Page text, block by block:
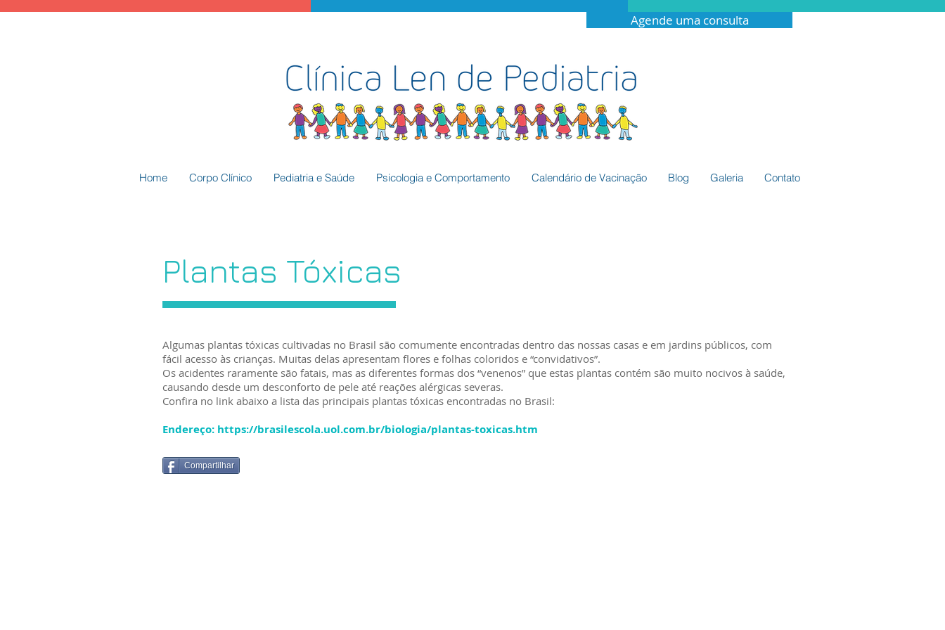
Agende uma consulta
Home Corpo Clínico Pediatria e Saúde Psicologia e Comportamento Calendário de Vacinação Blog Galeria Contato
Plantas Tóxicas
Algumas plantas tóxicas cultivadas no Brasil são comumente encontradas dentro das nossas casas e em jardins públicos, com
fácil acesso às crianças. Muitas delas apresentam flores e folhas coloridos e “convidativos”.
Os acidentes raramente são fatais, mas as diferentes formas dos “venenos” que estas plantas contém são muito nocivos à saúde,
causando desde um desconforto de pele até reações alérgicas severas.
Confira no link abaixo a lista das principais plantas tóxicas encontradas no Brasil:
Endereço: https://brasilescola.uol.com.br/biologia/plantas-toxicas.htm
Compartilhar